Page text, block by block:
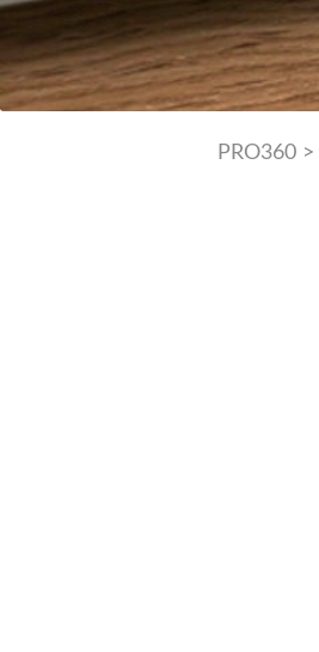
PRO360>